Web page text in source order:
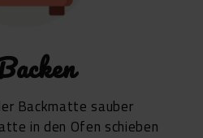
Backmatte sauber
in den Ofen schieben